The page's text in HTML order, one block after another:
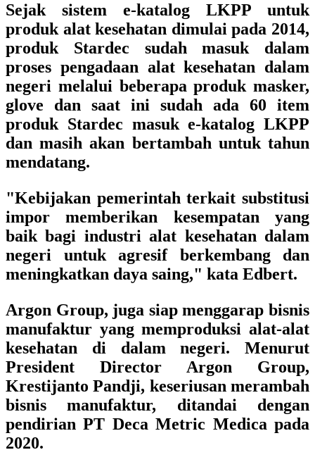
Sejak sistem e-katalog LKPP untuk
produk alat kesehatan dimulai pada 2014,
produk Stardec sudah masuk dalam
proses pengadaan alat kesehatan dalam
negeri melalui beberapa produk masker,
glove dan saat ini sudah ada 60 item
produk Stardec masuk e-katalog LKPP
dan masih akan bertambah untuk tahun
mendatang.
"Kebijakan pemerintah terkait substitusi
impor memberikan kesempatan yang
baik bagi industri alat kesehatan dalam
negeri untuk agresif berkembang dan
meningkatkan daya saing," kata Edbert.
Argon Group, juga siap menggarap bisnis
manufaktur yang memproduksi alat-alat
kesehatan di dalam negeri. Menurut
President Director Argon Group,
Krestijanto Pandji, keseriusan merambah
bisnis manufaktur, ditandai dengan
pendirian PT Deca Metric Medica pada
2020.